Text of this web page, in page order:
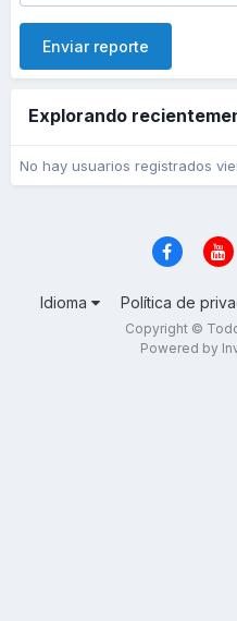
Enviar reporte
Explorando
No hay usuarios registrados
Idioma Política de
Copyright ©
Powered by